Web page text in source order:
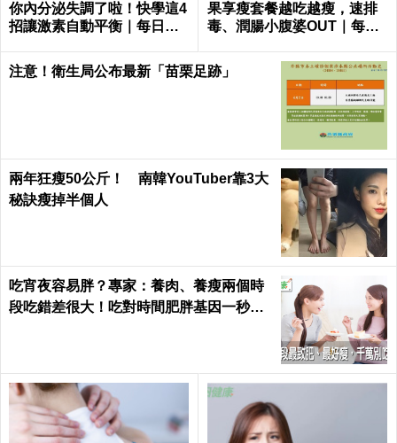
你內分泌失調了啦！快學這4
招讓激素自動平衡｜每日健
果享瘦套餐越吃越瘦，速排
毒、潤腸小腹婆OUT｜每日
注意！衛生局公布最新「苗栗足跡」
兩年狂瘦50公斤！ 南韓YouTuber靠3大
秘訣瘦掉半個人
吃宵夜容易胖？專家：養肉、養瘦兩個時
段吃錯差很大！吃對時間肥胖基因一秒關